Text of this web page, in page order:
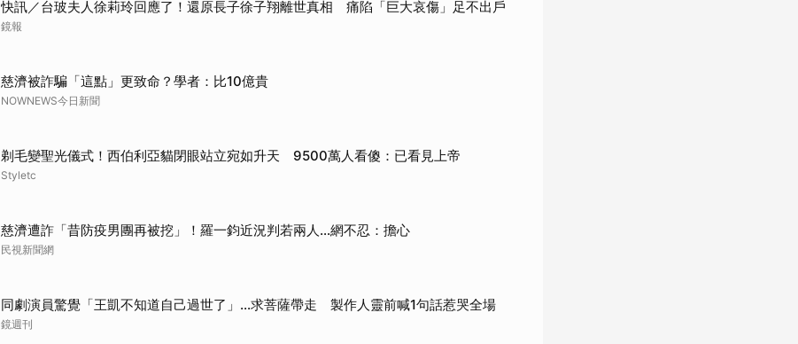
快訊／台玻夫人徐莉玲回應了！還原長子徐子翔離世真相 痛陷「巨大哀傷」足不出戶
鏡報
慈濟被詐騙「這點」更致命？學者：比10億貴
NOWNEWS今日新聞
剃毛變聖光儀式！西伯利亞貓閉眼站立宛如升天 9500萬人看傻：已看見上帝
Styletc
慈濟遭詐「昔防疫男團再被挖」！羅一鈞近況判若兩人…網不忍：擔心
民視新聞網
同劇演員驚覺「王凱不知道自己過世了」...求菩薩帶走 製作人靈前喊1句話惹哭全場
鏡週刊